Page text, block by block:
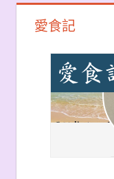
愛食記